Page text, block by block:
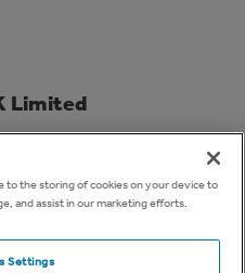
Limited
to the storing of cookies on your device to
and assist in our marketing efforts.
Settings